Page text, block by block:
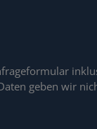
geben wir